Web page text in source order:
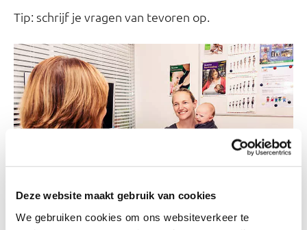
Deze website maakt gebruik van cookies
We gebruiken cookies om ons websiteverkeer te
Tip: schrijf je vragen van tevoren op.
Als het nodig is verwijzen ze je op het